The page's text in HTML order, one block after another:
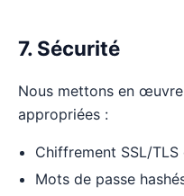
7. Sécurité
Nous mettons en
appropriées :
Chiffrement SSL/
Mots de passe